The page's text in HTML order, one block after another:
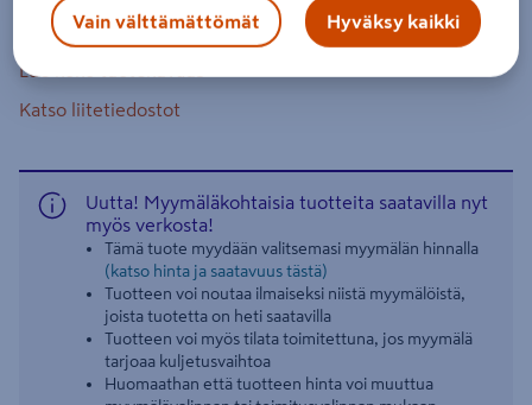
kierrosluku 800–3500 min⁻¹
Lue koko tuotekuvaus
Katso liitetiedostot
Uutta! Myymäläkohtaisia tuotteita saatavilla nyt
myös verkosta!
Tämä tuote myydään valitsemasi myymälän hinnalla
(katso hinta ja saatavuus tästä)
Tuotteen voi noutaa ilmaiseksi niistä myymälöistä,
joista tuotetta on heti saatavilla
Tuotteen voi myös tilata toimitettuna, jos myymälä
tarjoaa kuljetusvaihtoa
Huomaathan että tuotteen hinta voi muuttua
Vain välttämättömät Hyväksy kaikki